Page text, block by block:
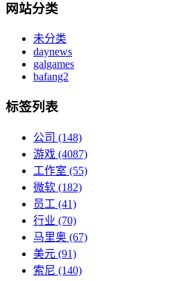
网站分类
未分类
daynews
galgames
bafang2
标签列表
公司 (148)
游戏 (4087)
工作室 (55)
微软 (182)
员工 (41)
行业 (70)
马里奥 (67)
美元 (91)
索尼 (140)